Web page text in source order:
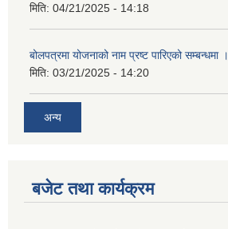
मिति: 04/21/2025 - 14:18
बोलपत्रमा योजनाको नाम प्रष्ट पारिएको सम्बन्धमा ।
मिति: 03/21/2025 - 14:20
अन्य
बजेट तथा कार्यक्रम